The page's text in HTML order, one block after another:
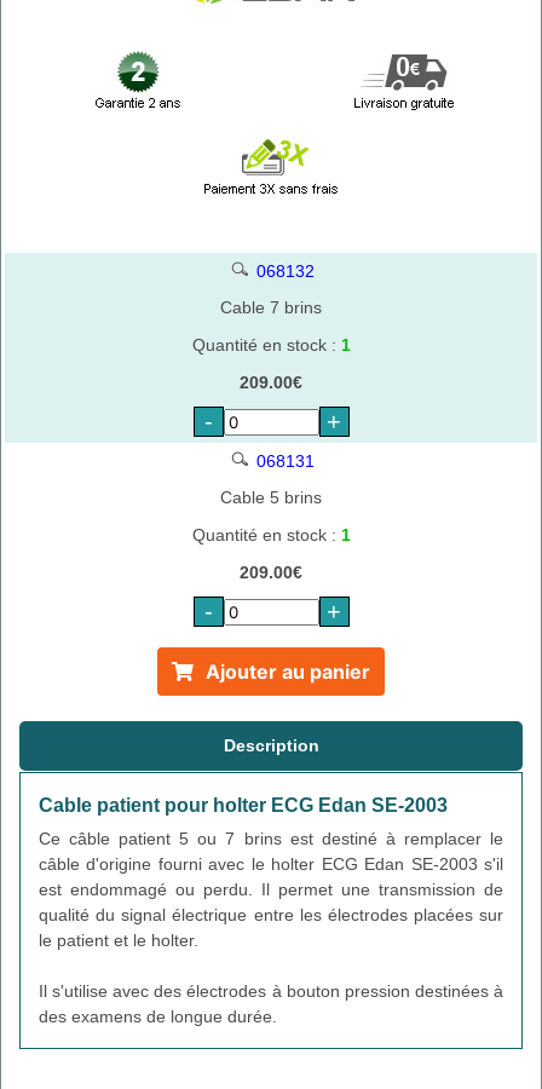
068132
Cable 7 brins
Quantité en stock : 1
209.00€
- +
068131
Cable 5 brins
Quantité en stock : 1
209.00€
- +
Ajouter au panier
Description
Cable patient pour holter ECG Edan SE-2003
Ce câble patient 5 ou 7 brins est destiné à remplacer le
câble d'origine fourni avec le holter ECG Edan SE-2003 s'il
est endommagé ou perdu. Il permet une transmission de
qualité du signal électrique entre les électrodes placées sur
le patient et le holter.
Il s'utilise avec des électrodes à bouton pression destinées à
des examens de longue durée.